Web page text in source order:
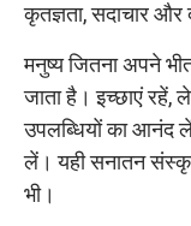
कृतज्ञता, सदाचार और
मनुष्य जितना अपने
जाता है। इच्छाएं रहें,
उपलब्धियों का आनंद
लें। यही सनातन
भी।